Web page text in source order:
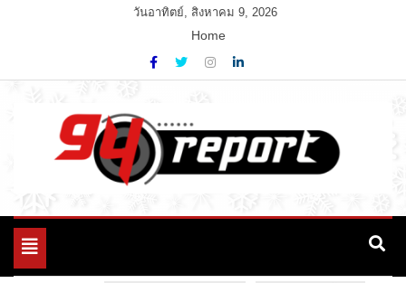
วันอาทิตย์, สิงหาคม 9, 2026
Home
94 Report.com
Variety News
Toggle